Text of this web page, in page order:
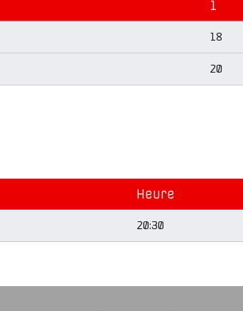
1
18
20
Heure
20:30